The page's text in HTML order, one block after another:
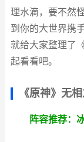
理水滴，要不然
到你的大世界携
就给大家整理了
起看看吧。
《原神》无
阵容推荐：